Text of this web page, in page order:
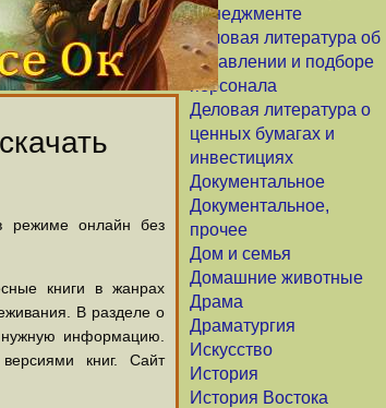
менеджменте
Деловая литература об
управлении и подборе
персонала
Деловая литература о
ценных бумагах и
инвестициях
Документальное
Документальное,
прочее
Дом и семья
Домашние животные
Драма
Драматургия
Искусство
История
История Востока
режиме онлайн без
книги в жанрах
В разделе о
нужную информацию.
книг. Сайт